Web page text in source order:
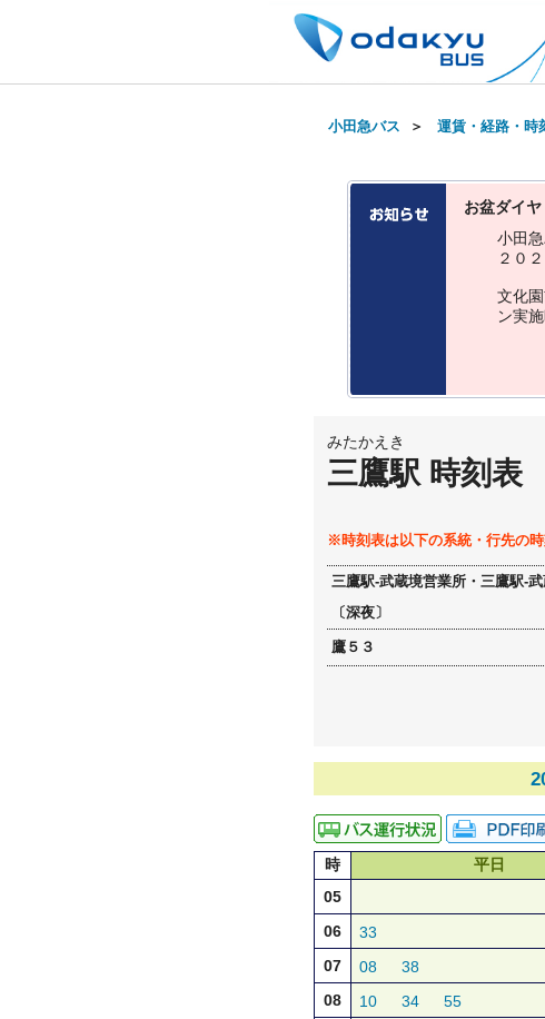
小田急バス ＞ 運賃・経路・時
お盆ダイヤ
小田急
２ ０ ２
文化園
ン実施
みたかえき
三鷹駅 時刻表
※時刻表は以下の系統・行先の
三鷹駅-武蔵境営業所・三鷹駅-
〔深夜〕
鷹５３
時 平日
05
06
33
07
08 38
08
10 34 55